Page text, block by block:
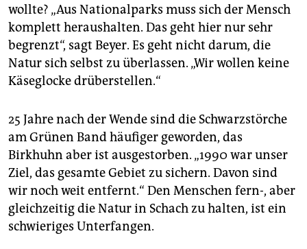
wollte? „Aus Nationalparks muss sich der Mensch
komplett heraushalten. Das geht hier nur sehr
begrenzt“, sagt Beyer. Es geht nicht darum, die
Natur sich selbst zu überlassen. „Wir wollen keine
Käseglocke drüberstellen.“
25 Jahre nach der Wende sind die Schwarzstörche
am Grünen Band häufiger geworden, das
Birkhuhn aber ist ausgestorben. „1990 war unser
Ziel, das gesamte Gebiet zu sichern. Davon sind
wir noch weit entfernt.“ Den Menschen fern-, aber
gleichzeitig die Natur in Schach zu halten, ist ein
schwieriges Unterfangen.